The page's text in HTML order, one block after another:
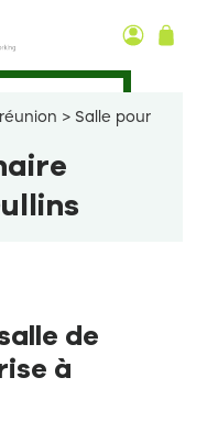
> Salle pour
de
à